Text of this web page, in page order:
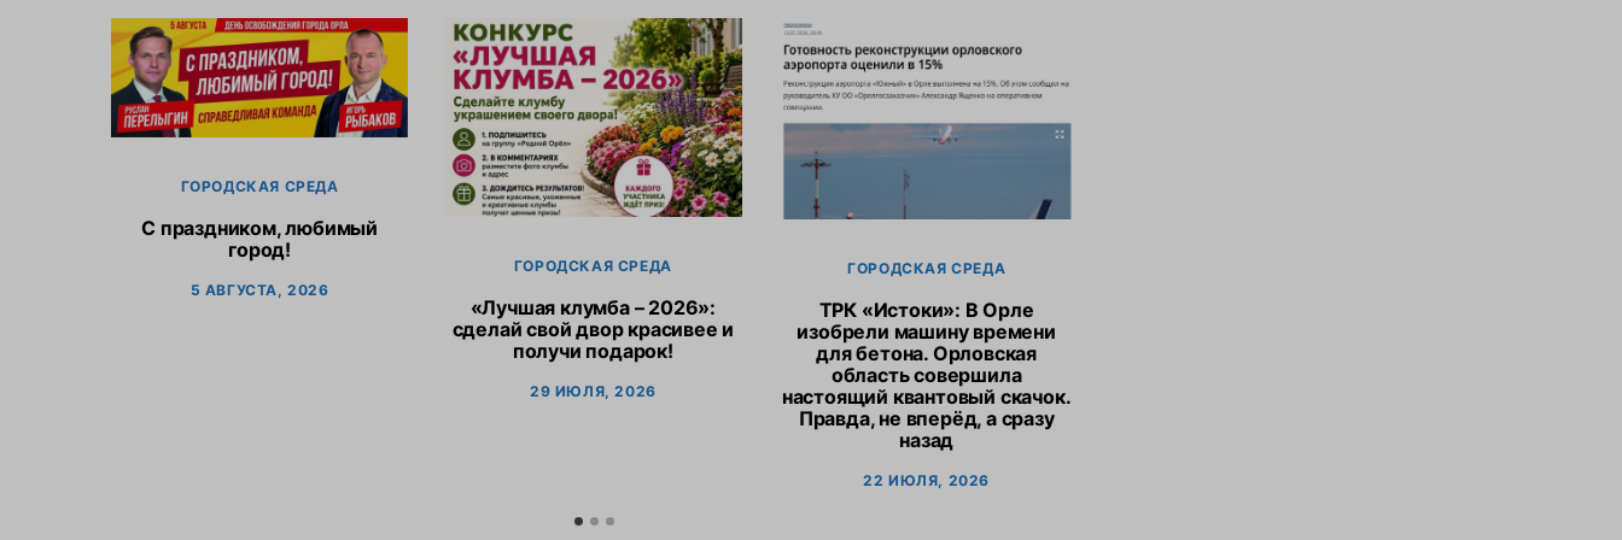
ГОРОДСКАЯ СРЕДА
С праздником, любимый
город!
5 АВГУСТА, 2026
ГОРОДСКАЯ СРЕДА
«Лучшая клумба – 2026»:
сделай свой двор красивее и
получи подарок!
29 ИЮЛЯ, 2026
ГОРОДСКАЯ СРЕДА
ТРК «Истоки»: В Орле
изобрели машину времени
для бетона. Орловская
область совершила
настоящий квантовый скачок.
Правда, не вперёд, а сразу
назад
22 ИЮЛЯ, 2026